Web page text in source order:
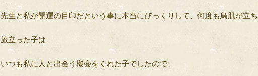
先生と私が開運の目印だという事に本当にびっくりして、何度も鳥肌が立
旅立った子は
いつも私に人と出会う機会をくれた子でしたので、